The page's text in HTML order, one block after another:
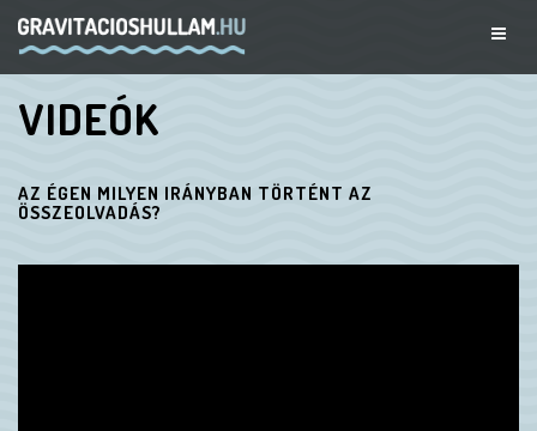
VIDEÓK
AZ ÉGEN MILYEN IRÁNYBAN TÖRTÉNT AZ
ÖSSZEOLVADÁS?